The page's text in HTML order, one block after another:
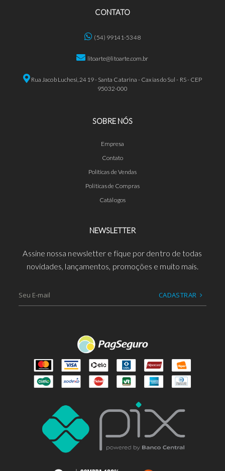
CONTATO
(54) 99141-5348
litoarte@litoarte.com.br
Rua Jacob Luchesi, 2419 - Santa Catarina - Caxias do Sul - RS - CEP
95032-000
SOBRE NÓS
Empresa
Contato
Políticas de Vendas
Políticas de Compras
Catálogos
NEWSLETTER
Assine nossa newsletter e fique por dentro de todas
novidades, lançamentos, promoções e muito mais.
CADASTRAR